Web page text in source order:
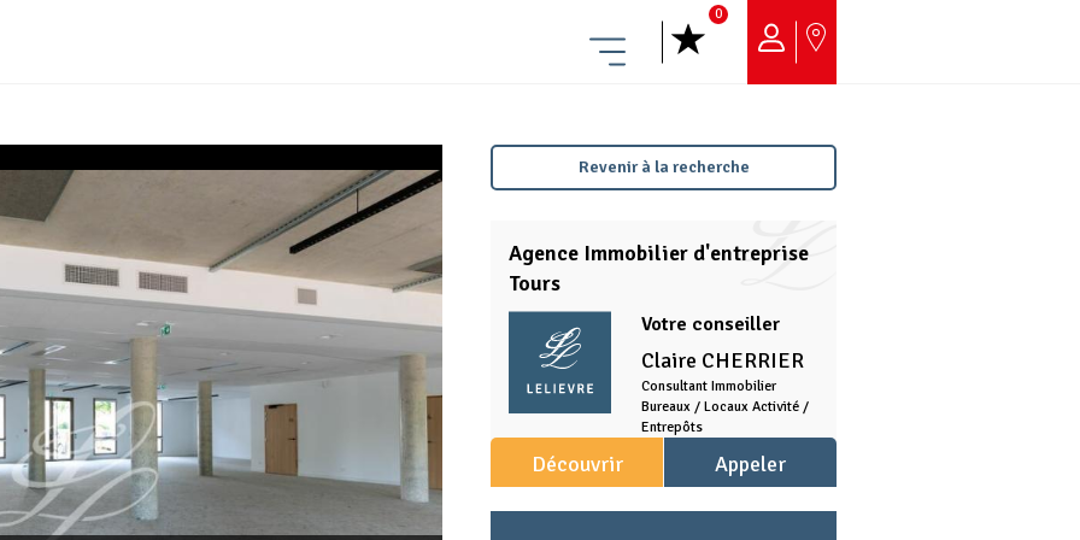
0
Revenir à la recherche
Agence Immobilier d'entreprise
Tours
Votre conseiller
Claire CHERRIER
Consultant Immobilier
Bureaux / Locaux Activité /
Entrepôts
Découvrir
l'agence
Appeler
l'agence